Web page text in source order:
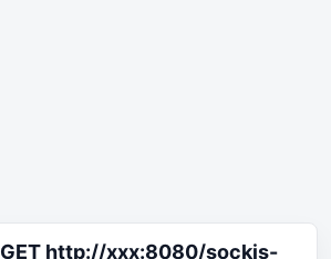
GET http://xxx:8080/sockjs-